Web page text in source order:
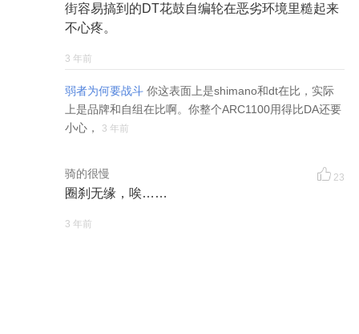
街容易搞到的DT花鼓自编轮在恶劣环境里糙起来
不心疼。
3 年前
弱者为何要战斗 你这表面上是shimano和dt在比，实际
上是品牌和自组在比啊。你整个ARC1100用得比DA还要
小心，
3 年前
骑的很慢 23
圈刹无缘，唉……
3 年前